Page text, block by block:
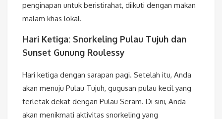
penginapan untuk beristirahat, diikuti dengan makan
malam khas lokal.
Hari Ketiga: Snorkeling Pulau Tujuh dan
Sunset Gunung Roulessy
Hari ketiga dengan sarapan pagi. Setelah itu, Anda
akan menuju Pulau Tujuh, gugusan pulau kecil yang
terletak dekat dengan Pulau Seram. Di sini, Anda
akan menikmati aktivitas snorkeling yang